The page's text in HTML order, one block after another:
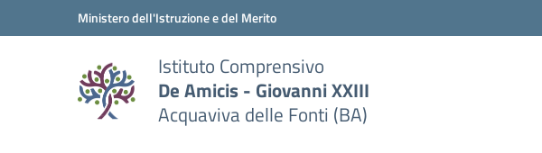
Vai ai contenuti
Vai al menu di navigazioneMinistero dell'Istruzione e del Merito
Istituto Comprensivo
De Amicis - Giovanni XXIII
Acquaviva delle Fonti (BA)